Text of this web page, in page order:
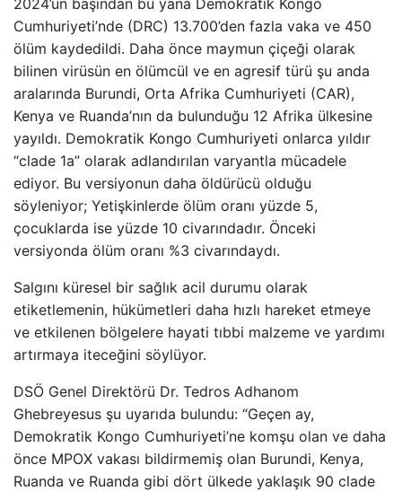
2024’ün başından bu yana Demokratik Kongo
Cumhuriyeti’nde (DRC) 13.700’den fazla vaka ve 450
ölüm kaydedildi. Daha önce maymun çiçeği olarak
bilinen virüsün en ölümcül ve en agresif türü şu anda
aralarında Burundi, Orta Afrika Cumhuriyeti (CAR),
Kenya ve Ruanda’nın da bulunduğu 12 Afrika ülkesine
yayıldı. Demokratik Kongo Cumhuriyeti onlarca yıldır
“clade 1a” olarak adlandırılan varyantla mücadele
ediyor. Bu versiyonun daha öldürücü olduğu
söyleniyor; Yetişkinlerde ölüm oranı yüzde 5,
çocuklarda ise yüzde 10 civarındadır. Önceki
versiyonda ölüm oranı %3 civarındaydı.
Salgını küresel bir sağlık acil durumu olarak
etiketlemenin, hükümetleri daha hızlı hareket etmeye
ve etkilenen bölgelere hayati tıbbi malzeme ve yardımı
artırmaya iteceğini söylüyor.
DSÖ Genel Direktörü Dr. Tedros Adhanom
Ghebreyesus şu uyarıda bulundu: “Geçen ay,
Demokratik Kongo Cumhuriyeti’ne komşu olan ve daha
önce MPOX vakası bildirmemiş olan Burundi, Kenya,
Ruanda ve Ruanda gibi dört ülkede yaklaşık 90 clade